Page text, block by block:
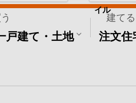
戸建て・土地
建てる
注文住
イル